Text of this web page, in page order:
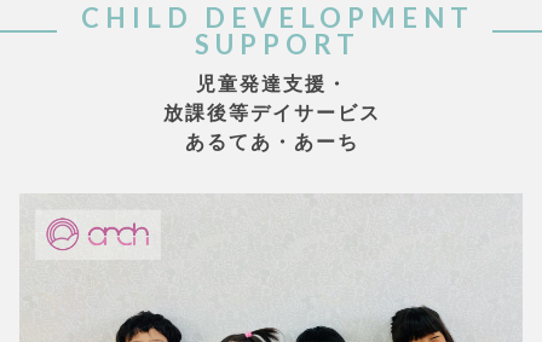
CHILD DEVELOPMENT
SUPPORT
児童発達支援・
放課後等デイサービス
あるてあ・あーち